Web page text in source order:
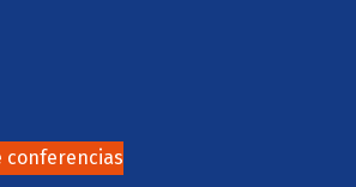
conferencias